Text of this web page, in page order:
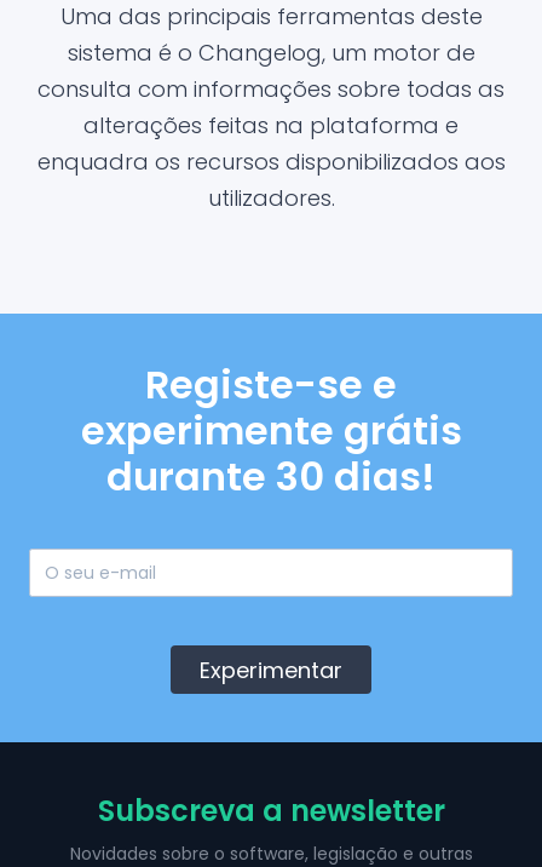
Uma das principais ferramentas deste
sistema é o Changelog, um motor de
consulta com informações sobre todas as
alterações feitas na plataforma e
enquadra os recursos disponibilizados aos
utilizadores.
Registe-se e
experimente grátis
durante 30 dias!
Experimentar
Subscreva a newsletter
Novidades sobre o software, legislação e outras